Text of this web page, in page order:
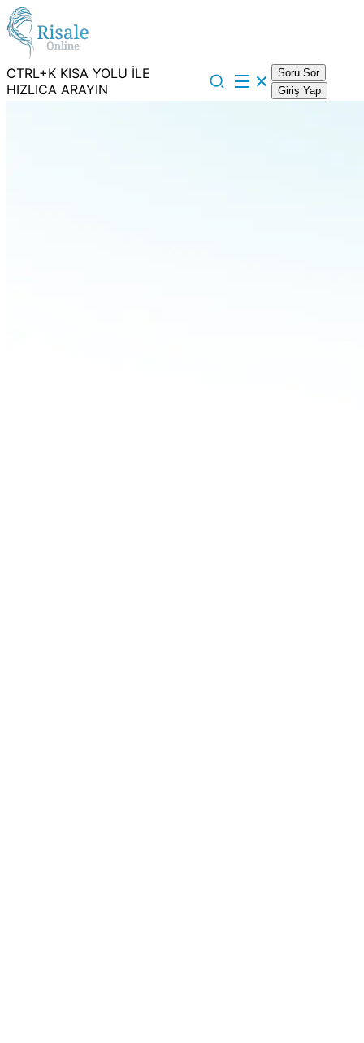
CTRL+K KISA YOLU İLE
HIZLICA ARAYIN
Soru Sor
Giriş Yap